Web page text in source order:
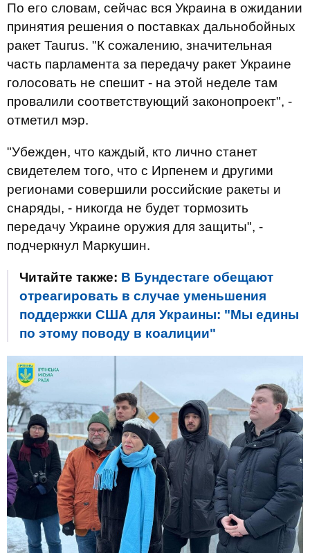
По его словам, сейчас вся Украина в ожидании
принятия решения о поставках дальнобойных
ракет Taurus. "К сожалению, значительная
часть парламента за передачу ракет Украине
голосовать не спешит - на этой неделе там
провалили соответствующий законопроект", -
отметил мэр.
"Убежден, что каждый, кто лично станет
свидетелем того, что с Ирпенем и другими
регионами совершили российские ракеты и
снаряды, - никогда не будет тормозить
передачу Украине оружия для защиты", -
подчеркнул Маркушин.
Читайте также: В Бундестаге обещают
отреагировать в случае уменьшения
поддержки США для Украины: "Мы едины
по этому поводу в коалиции"